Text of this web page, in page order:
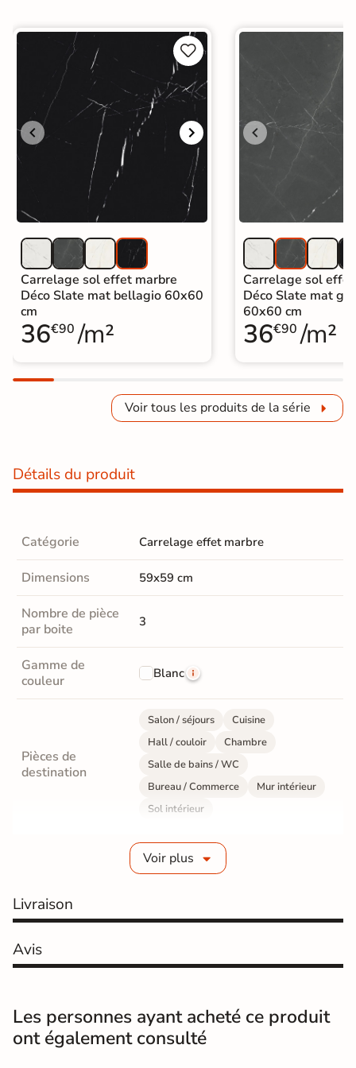


Carrelage sol effet marbre
Déco Slate mat bellagio 60x60
cm
36€90 /m²
Carrelage sol
Déco Slate mat
60x60 cm
36€90 /m²
Voir tous les produits de la série
Détails du produit
Catégorie Carrelage effet marbre
Dimensions 59x59 cm
Nombre de pièce
par boite
3
Gamme de
couleur
Blanc
Pièces de
destination
Salon / séjours
Cuisine
Hall / couloir
Chambre
Salle de bains / WC
Bureau / Commerce
Mur intérieur
Sol intérieur
Grès cérame émaillé
Résistance à
GR5 - Ultra-résistant
Masse colorée Oui
rectifié
Finition Mate
Voir plus
Livraison
Avis
Les personnes ayant acheté ce produit
ont également consulté